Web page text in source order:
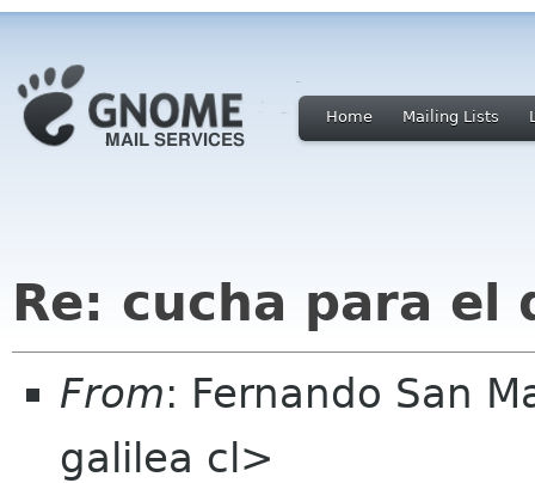
Home Mailing Lists
Re: cucha para el
From: Fernando San
galilea cl>